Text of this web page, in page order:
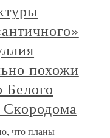
похожи
Белого
Скородома
что планы